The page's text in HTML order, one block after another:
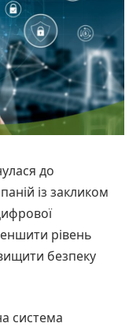
до
із закликом
рівень
безпеку
система